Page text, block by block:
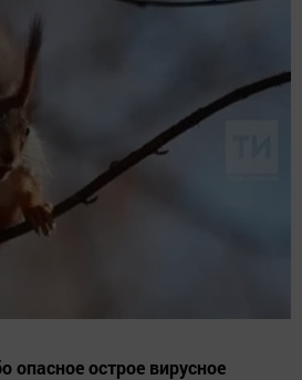
опасное острое вирусное